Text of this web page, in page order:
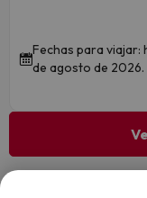
Fechas para viajar:
de agosto de 2026.